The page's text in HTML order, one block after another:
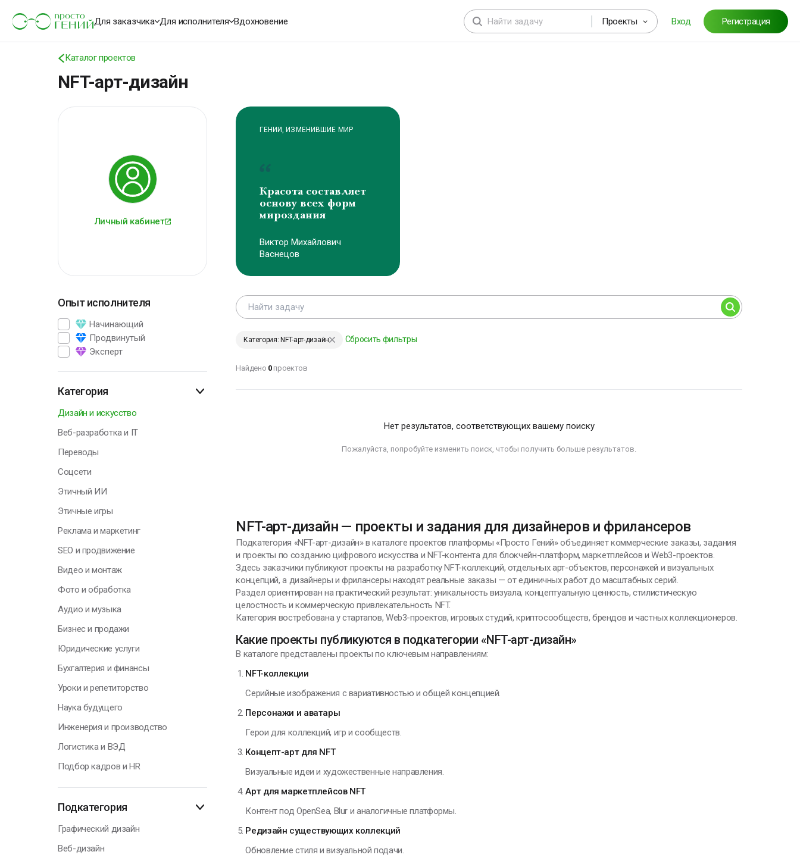
Для заказчика Для исполнителя Вдохновение Проекты Вход Регистрация
Каталог проектов
NFT-арт-дизайн
Личный кабинет
Опыт исполнителя
Начинающий
Продвинутый
Эксперт
Категория
Дизайн и искусство
Веб-разработка и IT
Переводы
Соцсети
Этичный ИИ
Этичные игры
Реклама и маркетинг
SEO и продвижение
Видео и монтаж
Фото и обработка
Аудио и музыка
Бизнес и продажи
Юридические услуги
Бухгалтерия и финансы
Уроки и репетиторство
Наука будущего
Инженерия и производство
Логистика и ВЭД
Подбор кадров и HR
Подкатегория
Графический дизайн
Веб-дизайн
концепции для блокчейн-проектов
ГЕНИИ, ИЗМЕНИВШИЕ МИР
Красота составляет
основу всех форм
мироздания
Виктоp Михайлович
Васнецов
ГЕНИИ, ИЗМЕНИВШИЕ МИР
изменить
Вдохновение -
это умение
приводить себя в
рабочее состояние
Александр Сергеевич
Пушкин
ГЕНИИ, ИЗМЕНИВШИЕ МИР
Не удерживай то, что
уходит, и не
приходит. И тогда
тебя.
Категория: NFT-арт-дизайн Сбросить фильтры
Найдено 0 проектов
Нет результатов, соответствующих вашему поиску
Пожалуйста, попробуйте изменить поиск, чтобы получить больше результатов.
NFT-арт-дизайн — проекты и задания для дизайнеров и фрилансеров
Подкатегория «NFT-арт-дизайн» в каталоге проектов платформы «Просто Гений» объединяет коммерческие заказы, задания
и проекты по созданию цифрового искусства и NFT-контента для блокчейн-платформ, маркетплейсов и Web3-проектов.
Здесь заказчики публикуют проекты на разработку NFT-коллекций, отдельных арт-объектов, персонажей и визуальных
концепций, а дизайнеры и фрилансеры находят реальные заказы — от единичных работ до масштабных серий.
Раздел ориентирован на практический результат: уникальность визуала, концептуальную ценность, стилистическую
целостность и коммерческую привлекательность NFT.
Категория востребована у стартапов, Web3-проектов, игровых студий, криптосообществ, брендов и частных коллекционеров.
Какие проекты публикуются в подкатегории «NFT-арт-дизайн»
В каталоге представлены проекты по ключевым направлениям:
NFT-коллекции
Серийные изображения с вариативностью и общей концепцией.
Персонажи и аватары
Герои для коллекций, игр и сообществ.
Концепт-арт для NFT
Визуальные идеи и художественные направления.
Арт для маркетплейсов NFT
Контент под OpenSea, Blur и аналогичные платформы.
Редизайн существующих коллекций
Обновление стиля и визуальной подачи.